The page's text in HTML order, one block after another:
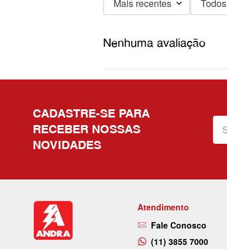
Mais recentes Todos
Nenhuma avaliação
CADASTRE-SE PARA
RECEBER NOSSAS
NOVIDADES
Atendimento
Fale Conosco
(11) 3855 7000